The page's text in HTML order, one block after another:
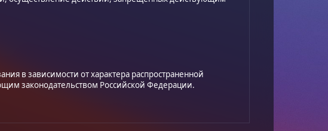
в зависимости от характера распространенной
законодательством Российской Федерации.